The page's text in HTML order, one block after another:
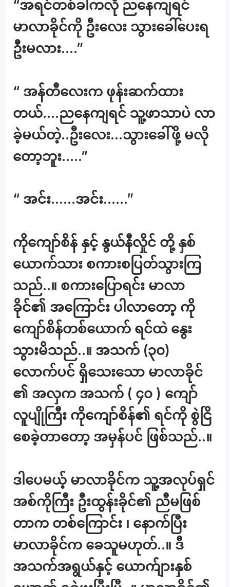
“အရင်တစ်ခါကလို ညနေကျရင်
မာလာခိုင်ကို ဦးလေး သွားခေါ်ပေးရ
ဦးမလား….”
“ အန်တီလေးက ဖုန်းဆက်ထား
တယ်….ညနေကျရင် သူ့ဖာသာပဲ လာ
ခဲ့မယ်တဲ့..ဦးလေး…သွားခေါ်ဖို့ မလို
တော့ဘူး…..”
“ အင်း……အင်း……”
ကိုကျော်စိန် နှင့် နွယ်နီလှိုင် တို့ နှစ်
ယောက်သား စကားစပြတ်သွားကြ
သည်..။ စကားပြောရင်း မာလာ
ခိုင်၏ အကြောင်း ပါလာတော့ ကို
ကျော်စိန်တစ်ယောက် ရင်ထဲ နွေး
သွားမိသည်..။ အသက် (၃၀)
လောက်ပင် ရှိသေးသော မာလာခိုင်
၏ အလှက အသက် ( ၄၀ ) ကျော်
လူပျိုကြီး ကိုကျော်စိန်၏ ရင်ကို စွဲငြိ
စေခဲ့တာတော့ အမှန်ပင် ဖြစ်သည်..။
ဒါပေမယ့် မာလာခိုင်က သူ့အလုပ်ရှင်
အစ်ကိုကြီး ဦးထွန်းခိုင်၏ ညီမဖြစ်
တာက တစ်ကြောင်း ၊ နောက်ပြီး
မာလာခိုင်က ခေသူမဟုတ်..။ ဒီ
အသက်အရွယ်နှင့် ယောက်ျားနှစ်